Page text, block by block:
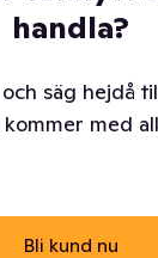
handla?
säg hejdå
med
Bli kund nu